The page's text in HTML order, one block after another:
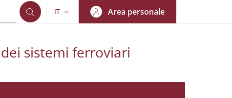
SELETTORE LINGUA: CURRENT LANGUAGE
IT Area personale
sistemi ferroviari